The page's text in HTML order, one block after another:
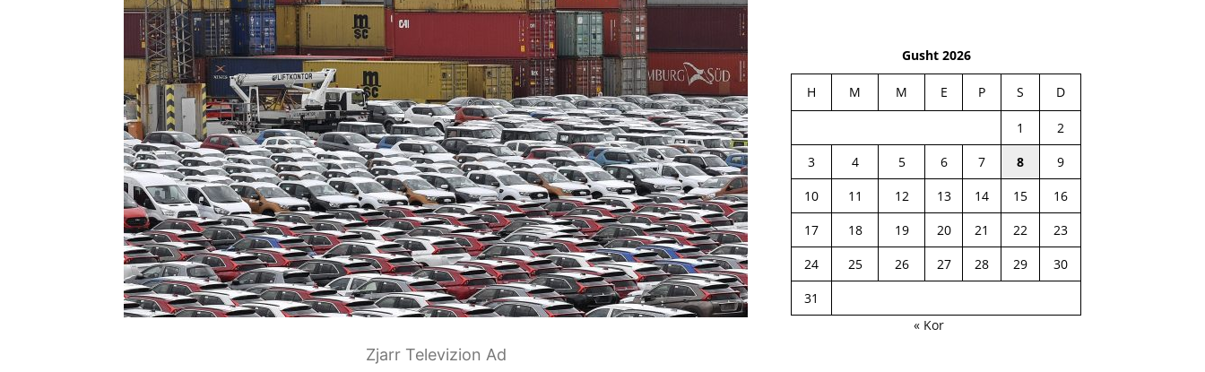
Zjarr Televizion Ad
Gusht 2026
H M M E P S D
1
2
3
4 5 6 7 8
9
10
11 12 13 14 15
16
17
18 19 20 21 22
23
24
25 26 27 28 29
30
31
« Kor